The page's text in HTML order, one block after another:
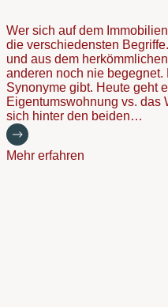
Wer sich auf dem
die verschiedensten
und aus dem
anderen noch nie
Synonyme gibt. Heute geht
Eigentumswohnung vs. das
sich hinter den beiden…
Mehr erfahren